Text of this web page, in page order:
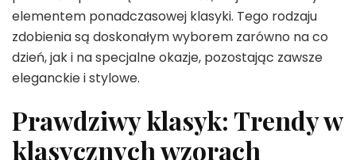
elementem ponadczasowej klasyki. Tego rodzaju
zdobienia są doskonałym wyborem zarówno na co
dzień, jak i na specjalne okazje, pozostając zawsze
eleganckie i stylowe.
Prawdziwy klasyk: Trendy w
klasycznych wzorach